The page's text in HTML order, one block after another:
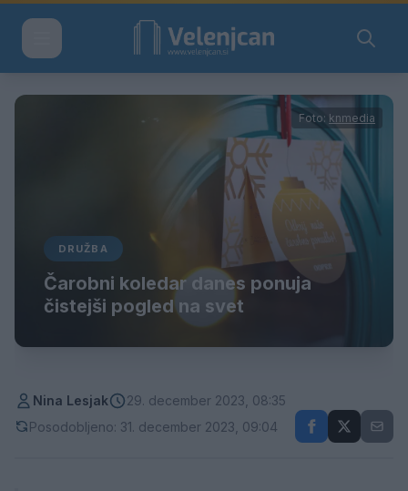
Foto: knmedia
DRUŽBA
Čarobni koledar danes ponuja
čistejši pogled na svet
Nina Lesjak
29. december 2023, 08:35
Posodobljeno: 31. december 2023, 09:04